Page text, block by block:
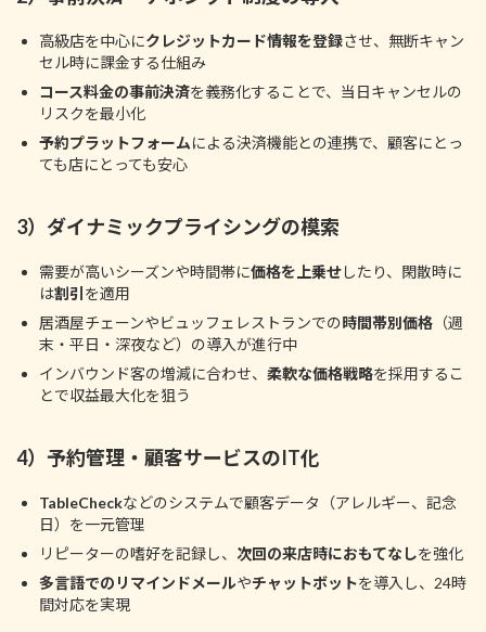
高級店を中心にクレジットカード情報を登録させ、無断キャン
セル時に課金する仕組み
コース料金の事前決済を義務化することで、当日キャンセルの
リスクを最小化
予約プラットフォームによる決済機能との連携で、顧客にとっ
ても店にとっても安心
3）ダイナミックプライシングの模索
需要が高いシーズンや時間帯に価格を上乗せしたり、閑散時に
は割引 を適用
居酒屋チェーンやビュッフェレストランでの時間帯別価格 （週
末・平日・深夜など）の導入が進行中
インバウンド客の増減に合わせ、 柔軟な価格戦略を採用するこ
とで収益最大化を狙う
4）予約管理・顧客サービスのIT化
TableCheckなどのシステムで顧客データ（アレルギー、記念
日）を一元管理
リピーターの嗜好を記録し、 次回の来店時におもてなしを強化
多言語でのリマインドメールやチャットボットを導入し、24時
間対応を実現